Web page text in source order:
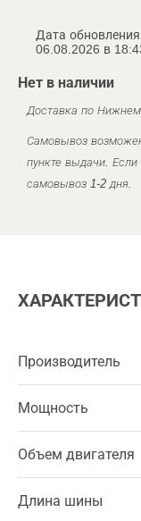
Дата
06.08.2026 в
Нет в наличии
Доставка по
Самовывоз
пункте выдачи.
самовывоз 1-2 дня.
Производитель
Мощность
Объем двигателя
Длина шины